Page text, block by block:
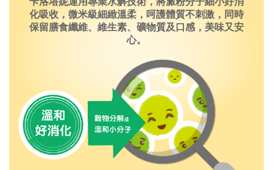
化吸收，微米級細緻溫柔，呵護體質不刺激，同時
保留膳食纖維、維生素、礦物質及口感，美味又安
心。